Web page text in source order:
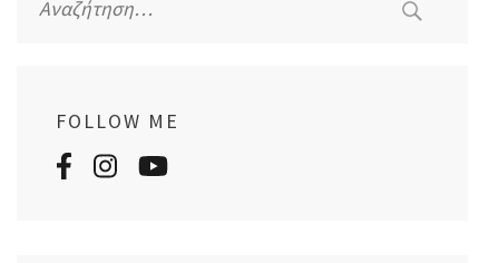
για:
FOLLOW ME